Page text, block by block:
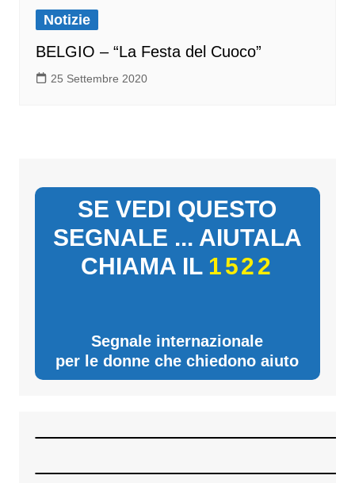
Notizie
BELGIO – “La Festa del Cuoco”
25 Settembre 2020
SE VEDI QUESTO
SEGNALE ... AIUTALA
CHIAMA IL 1522
Segnale internazionale
per le donne che chiedono aiuto